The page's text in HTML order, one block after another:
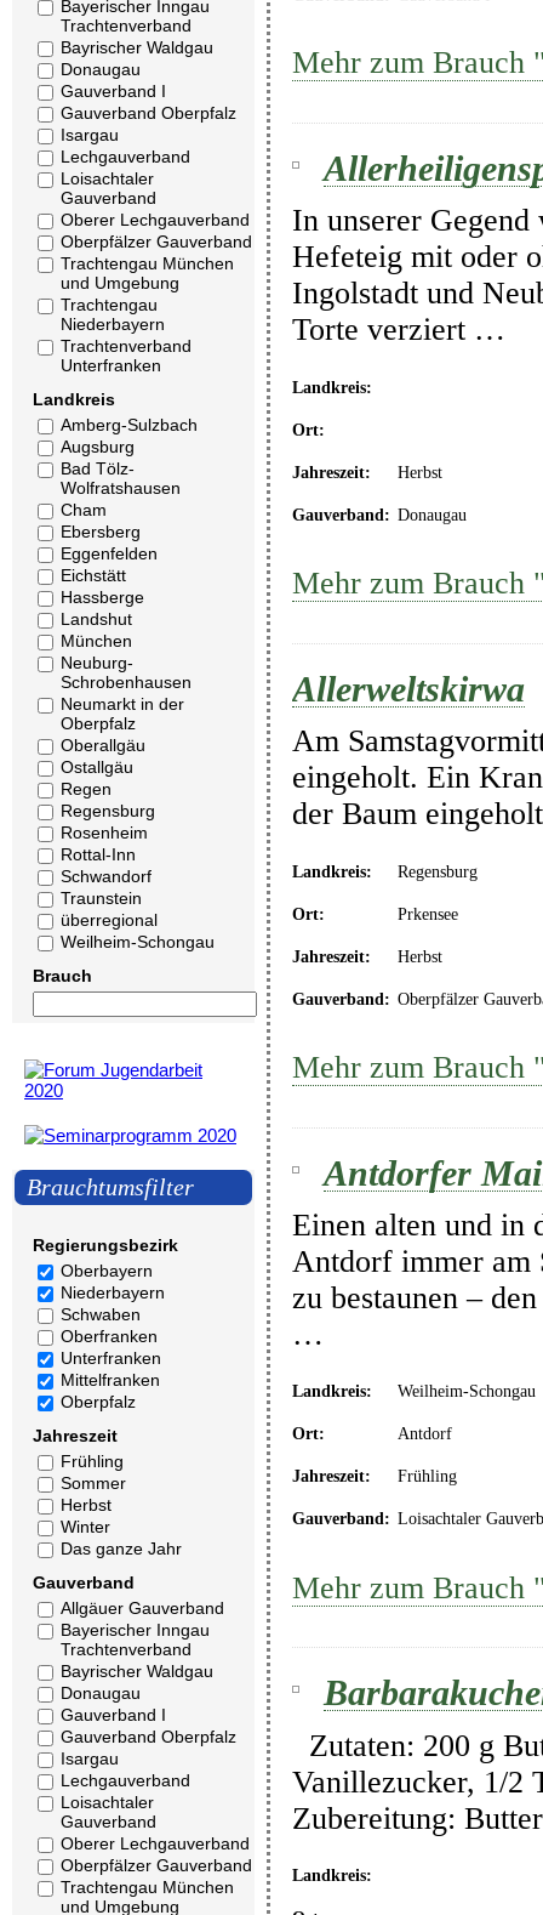
Bayerischer Inngau
Trachtenverband
Bayrischer Waldgau
Donaugau
Gauverband I
Gauverband Oberpfalz
Isargau
Lechgauverband
Loisachtaler
Gauverband
Oberer Lechgauverband
Oberpfälzer Gauverband
Trachtengau München
und Umgebung
Trachtengau
Niederbayern
Trachtenverband
Unterfranken
Landkreis
Amberg-Sulzbach
Augsburg
Bad Tölz-
Wolfratshausen
Cham
Ebersberg
Eggenfelden
Eichstätt
Hassberge
Landshut
München
Neuburg-
Schrobenhausen
Neumarkt in der
Oberpfalz
Oberallgäu
Ostallgäu
Regen
Regensburg
Rosenheim
Rottal-Inn
Schwandorf
Traunstein
überregional
Weilheim-Schongau
Brauch
Brauchtumsfilter
Regierungsbezirk
Oberbayern
Niederbayern
Schwaben
Oberfranken
Unterfranken
Mittelfranken
Oberpfalz
Jahreszeit
Frühling
Sommer
Herbst
Winter
Das ganze Jahr
Gauverband
Allgäuer Gauverband
Bayerischer Inngau
Trachtenverband
Bayrischer Waldgau
Donaugau
Gauverband I
Gauverband Oberpfalz
Isargau
Lechgauverband
Loisachtaler
Gauverband
Oberer Lechgauverband
Oberpfälzer Gauverband
Trachtengau München
und Umgebung
Mehr zum Brauch
In unserer
Hefeteig mit oder
Ingolstadt und
Torte verziert …
Landkreis:
Ort:
Jahreszeit: Herbst
Gauverband: Donaugau
Mehr zum Brauch
Allerweltskirwa
Am
eingeholt. Ein
der Baum
Landkreis: Regensburg
Ort: Prkensee
Jahreszeit: Herbst
Gauverband: Oberpfälzer
Mehr zum
Antdorfer
Einen alten und in
Antdorf immer am
zu bestaunen –
…
Landkreis: Weilheim-Schongau
Ort: Antdorf
Jahreszeit: Frühling
Gauverband: Loisachtaler
Mehr zum
Zutaten: 200 g
Vanillezucker, 1/2
Zubereitung:
Landkreis: